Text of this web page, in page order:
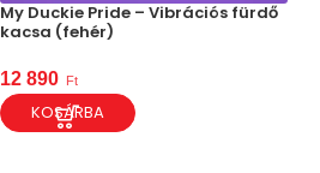
My Duckie Pride – Vibrációs fürdő
kacsa (fehér)
12 890 Ft
KOSÁRBA